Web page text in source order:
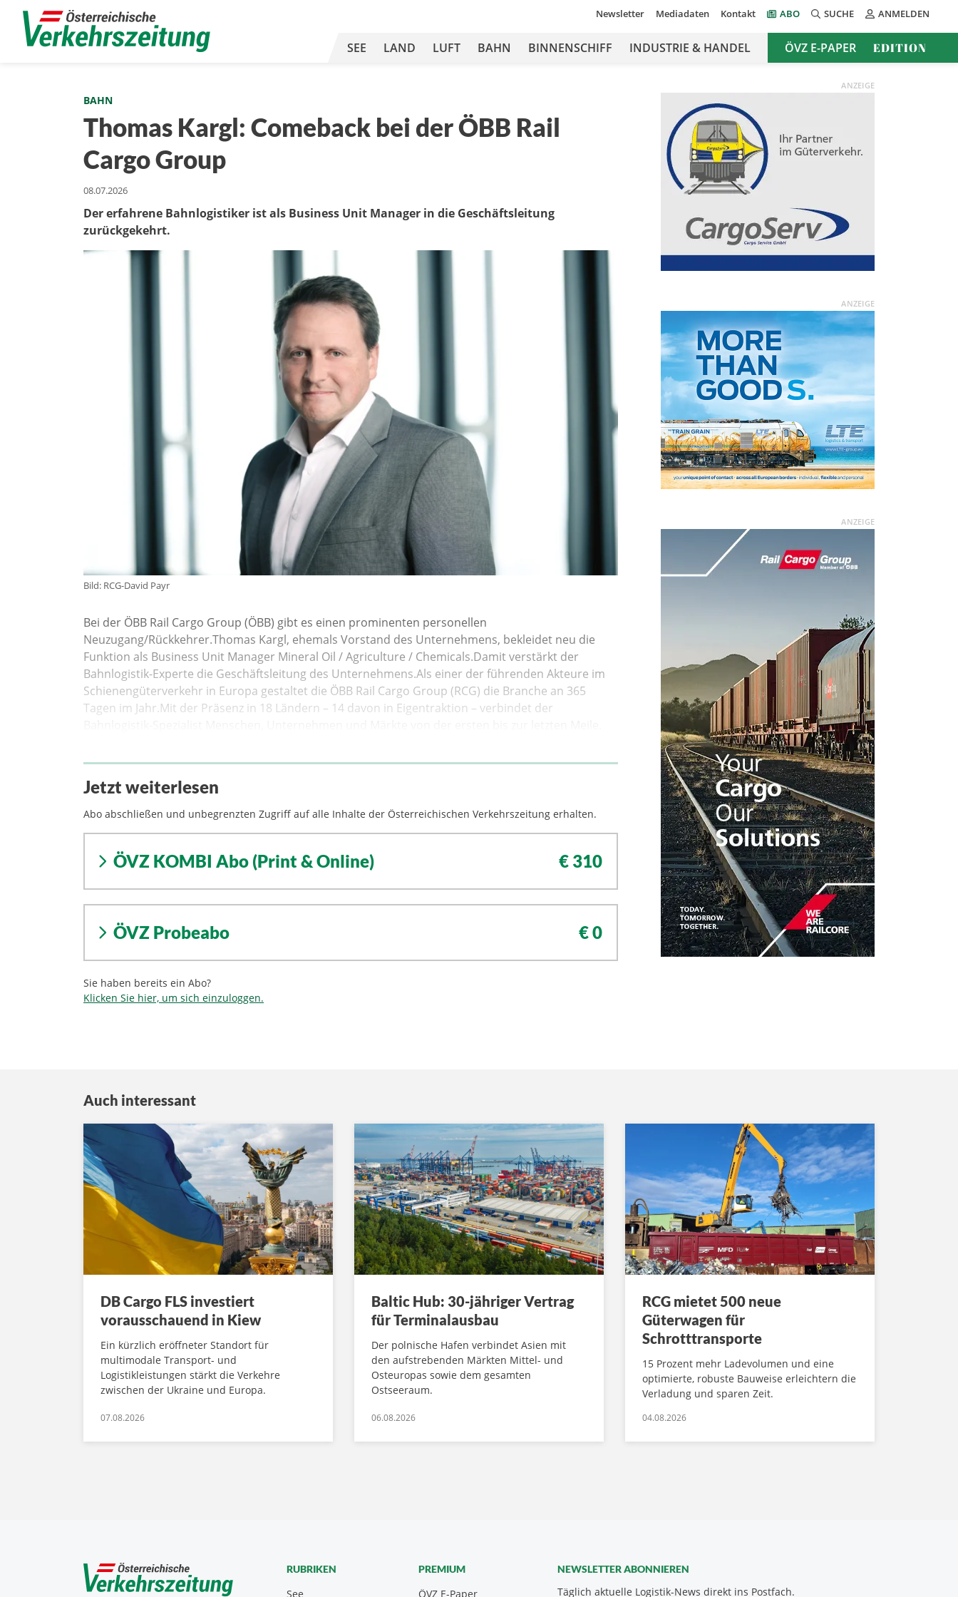
Newsletter Mediadaten Kontakt ABO SUCHE ANMELDEN
SEE LAND LUFT BAHN BINNENSCHIFF INDUSTRIE & HANDEL ÖVZ E-PAPER EDITION
BAHN
Thomas Kargl: Comeback bei der ÖBB Rail
Cargo Group
08.07.2026
Der erfahrene Bahnlogistiker ist als Business Unit Manager in die Geschäftsleitung
zurückgekehrt.
Bild: RCG-David Payr
Bei der ÖBB Rail Cargo Group (ÖBB) gibt es einen prominenten personellen
Neuzugang/Rückkehrer.Thomas Kargl, ehemals Vorstand des Unternehmens, bekleidet neu die
Funktion als Business Unit Manager Mineral Oil / Agriculture / Chemicals.Damit verstärkt der
Bahnlogistik-Experte die Geschäftsleitung des Unternehmens.Als einer der führenden Akteure im
Schienengüterverkehr in Europa gestaltet die ÖBB Rail Cargo Group (RCG) die Branche an 365
Tagen im Jahr.Mit der Präsenz in 18 Ländern – 14 davon in Eigentraktion – verbindet der
Jetzt weiterlesen
Abo abschließen und unbegrenzten Zugriff auf alle Inhalte der Österreichischen Verkehrszeitung erhalten.
ÖVZ KOMBI Abo (Print & Online) € 310
ÖVZ Probeabo € 0
Sie haben bereits ein Abo?
Klicken Sie hier, um sich einzuloggen.
ANZEIGE
ANZEIGE
ANZEIGE
Auch interessant
DB Cargo FLS investiert
vorausschauend in Kiew
Ein kürzlich eröffneter Standort für
multimodale Transport- und
Logistikleistungen stärkt die Verkehre
zwischen der Ukraine und Europa.
07.08.2026
Baltic Hub: 30-jähriger Vertrag
für Terminalausbau
Der polnische Hafen verbindet Asien mit
den aufstrebenden Märkten Mittel- und
Osteuropas sowie dem gesamten
Ostseeraum.
06.08.2026
RCG mietet 500 neue
Güterwagen für
Schrotttransporte
15 Prozent mehr Ladevolumen und eine
optimierte, robuste Bauweise erleichtern die
Verladung und sparen Zeit.
04.08.2026
NEWSLETTER ABONNIEREN
Täglich aktuelle Logistik-News direkt ins Postfach.
RUBRIKEN
See
PREMIUM
ÖVZ E-Paper